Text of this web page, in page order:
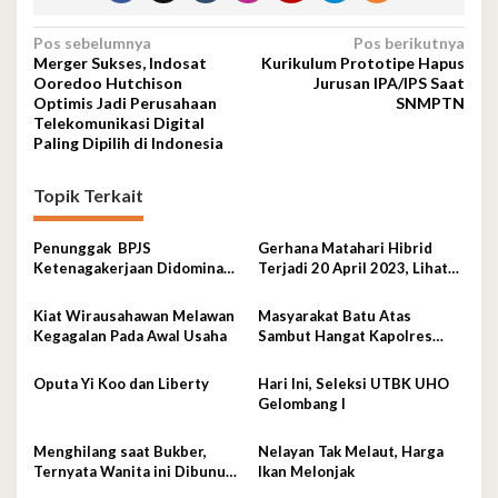
Navigasi
pos
Pos sebelumnya
Merger Sukses, Indosat
Ooredoo Hutchison
Optimis Jadi Perusahaan
Telekomunikasi Digital
Paling Dipilih di Indonesia
Pos berikutnya
Kurikulum Prototipe Hapus
Jurusan IPA/IPS Saat
SNMPTN
Topik Terkait
Penunggak BPJS
Ketenagakerjaan Didominasi
Gerhana Matahari Hibrid
Terjadi 20 April 2023, Lihat
Kiat Wirausahawan Melawan
Kegagalan Pada Awal Usaha
Masyarakat Batu Atas
Sambut Hangat Kapolres
Oputa Yi Koo dan Liberty
Hari Ini, Seleksi UTBK UHO
Gelombang I
Menghilang saat Bukber,
Ternyata Wanita ini Dibunuh
Nelayan Tak Melaut, Harga
Ikan Melonjak